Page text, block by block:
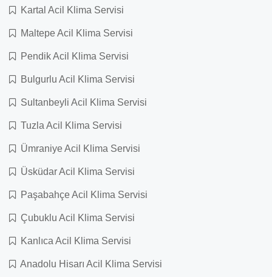
Kartal Acil Klima Servisi
Maltepe Acil Klima Servisi
Pendik Acil Klima Servisi
Bulgurlu Acil Klima Servisi
Sultanbeyli Acil Klima Servisi
Tuzla Acil Klima Servisi
Ümraniye Acil Klima Servisi
Üsküdar Acil Klima Servisi
Paşabahçe Acil Klima Servisi
Çubuklu Acil Klima Servisi
Kanlıca Acil Klima Servisi
Anadolu Hisarı Acil Klima Servisi